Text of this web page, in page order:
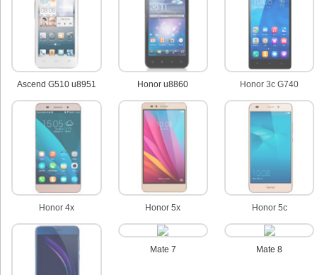
Ascend G510 u8951 Honor u8860 Honor 3c G740
Honor 4x Honor 5x Honor 5c
Mate 7 Mate 8